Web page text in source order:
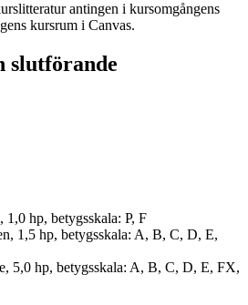
antingen i kursomgångens
kursrum i Canvas.
slutförande
hp, betygsskala: P, F
1,5 hp, betygsskala: A, B, C, D, E,
5,0 hp, betygsskala: A, B, C, D, E, FX,